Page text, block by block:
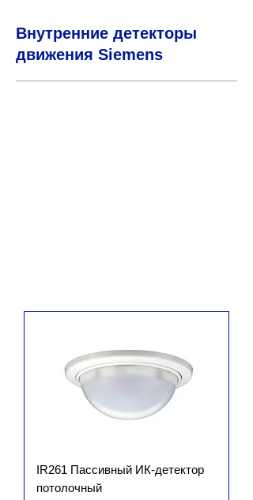
Внутренние детекторы
движения Siemens
IR261 Пассивный ИК-детектор
потолочный